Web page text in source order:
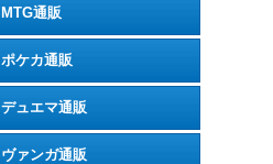
MTG通販
ポケカ通販
デュエマ通販
ヴァンガ通販